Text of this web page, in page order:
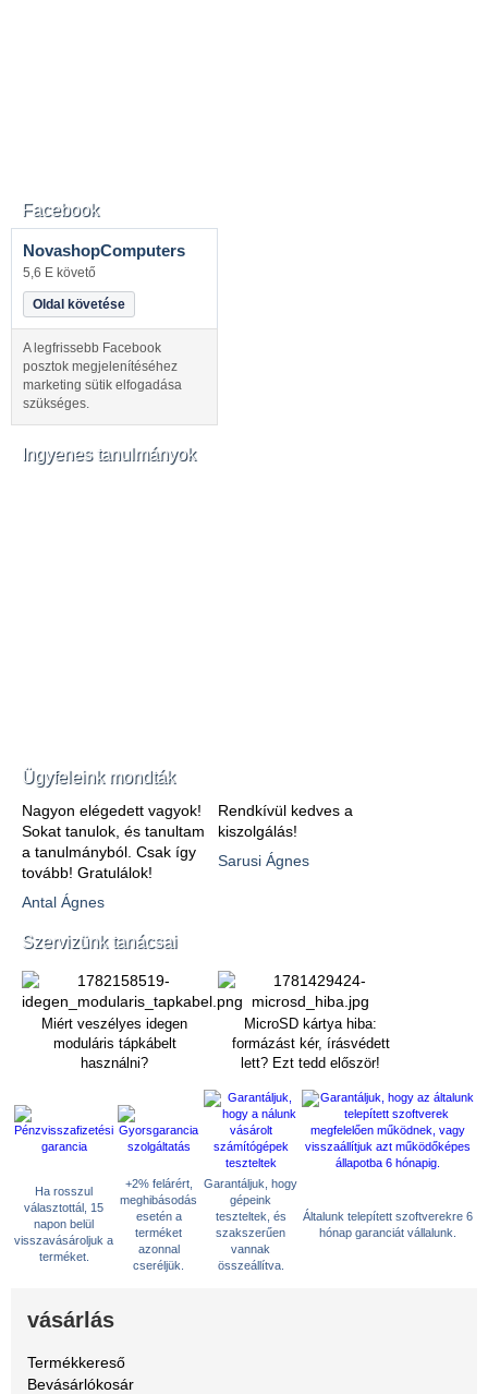
Facebook
NovashopComputers
5,6 E követő
Oldal követése
A legfrissebb Facebook
posztok megjelenítéséhez
marketing sütik elfogadása
szükséges.
Ingyenes tanulmányok
Ügyfeleink mondták
Nagyon elégedett vagyok!
Sokat tanulok, és tanultam
a tanulmányból. Csak így
tovább! Gratulálok!
Antal Ágnes
Rendkívül kedves a
kiszolgálás!
Sarusi Ágnes
Szervizünk tanácsai
Miért veszélyes idegen
moduláris tápkábelt
használni?
MicroSD kártya hiba:
formázást kér, írásvédett
lett? Ezt tedd először!
Ha rosszul
választottál, 15
napon belül
visszavásároljuk a
terméket.
+2% felárért,
meghibásodás
esetén a
terméket
azonnal
cseréljük.
Garantáljuk, hogy
gépeink
teszteltek, és
szakszerűen
vannak
összeállítva.
Általunk telepített szoftverekre 6
hónap garanciát vállalunk.
vásárlás
Termékkereső
Bevásárlókosár